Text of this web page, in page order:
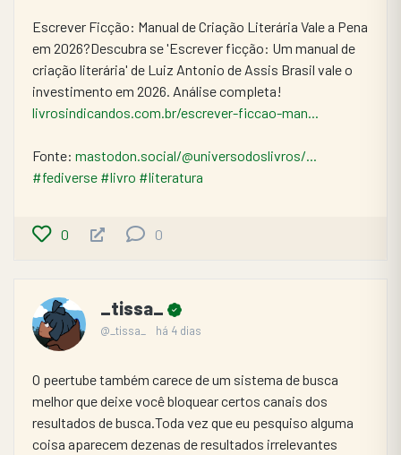
Escrever Ficção: Manual de Criação Literária Vale a Pena
em 2026?Descubra se 'Escrever ficção: Um manual de
criação literária' de Luiz Antonio de Assis Brasil vale o
livrosindicandos.com.br/escrever-ficcao-man...
Fonte: mastodon.social/@universodoslivros/...
#fediverse #livro #literatura
0 0
_tissa_
@_tissa_ há 4 dias
O peertube também carece de um sistema de busca
melhor que deixe você bloquear certos canais dos
resultados de busca.Toda vez que eu pesquiso alguma
coisa aparecem dezenas de resultados irrelevantes